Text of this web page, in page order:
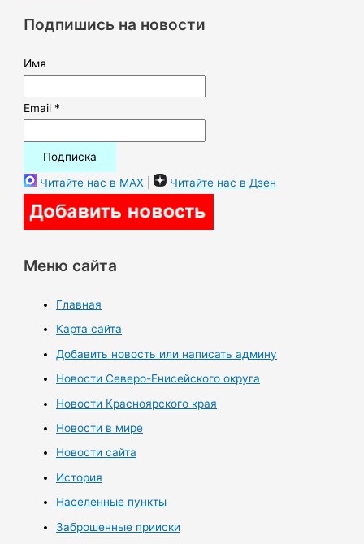
:Подпишись на новости
Имя
Email *
Читайте нас в MAX | Читайте нас в Дзен
Меню сайта
Главная
Карта сайта
Добавить новость или написать админу
Новости Северо-Енисейского округа
Новости Красноярского края
Новости в мире
Новости сайта
История
Населенные пункты
Заброшенные прииски